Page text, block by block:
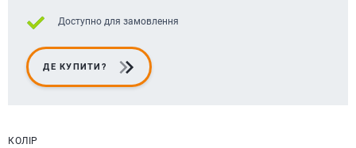
Доступно для замовлення
ДЕ КУПИТИ?
КОЛІР